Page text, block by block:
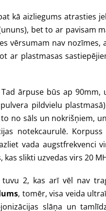
kā aizliegums atrasties
bet to ar pavisam
vērsumam nav nozīmes,
ar plastmasas
ārpuse būs ap 90mm,
pildvielu
no sāls un nokrišņiem,
notekcaurulē.
vada augstfrekvenci
slikti uzvedas virs 20
tuvu 2, kas arī vēl nav
, tomēr, visa veida
slāņa un